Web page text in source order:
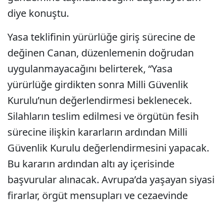
diye konuştu.
Yasa teklifinin yürürlüğe giriş sürecine de
değinen Canan, düzenlemenin doğrudan
uygulanmayacağını belirterek, “Yasa
yürürlüğe girdikten sonra Milli Güvenlik
Kurulu’nun değerlendirmesi beklenecek.
Silahların teslim edilmesi ve örgütün fesih
sürecine ilişkin kararların ardından Milli
Güvenlik Kurulu değerlendirmesini yapacak.
Bu kararın ardından altı ay içerisinde
başvurular alınacak. Avrupa’da yaşayan siyasi
firarlar, örgüt mensupları ve cezaevinde